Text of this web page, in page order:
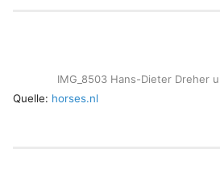
IMG_8503 Hans-Dieter Dreher
Quelle: horses.nl